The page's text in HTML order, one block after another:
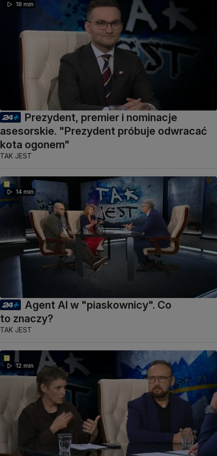
18 min
Prezydent, premier i nominacje
asesorskie. "Prezydent próbuje odwracać
kota ogonem"
TAK JEST
14 min
Agent AI w "piaskownicy". Co
to znaczy?
TAK JEST
12 min